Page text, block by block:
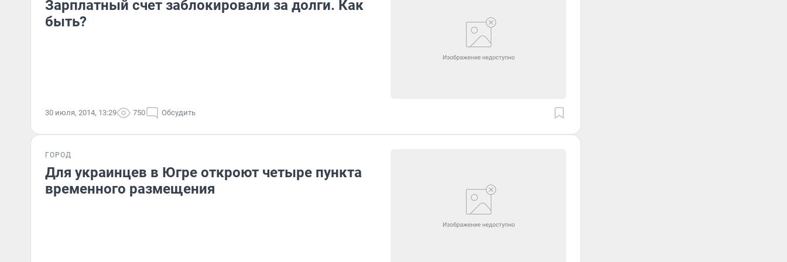
Зарплатный счет заблокировали за долги. Как
быть?
30 июля, 2014, 13:29 750 Обсудить
ГОРОД
Для украинцев в Югре откроют четыре пункта
временного размещения